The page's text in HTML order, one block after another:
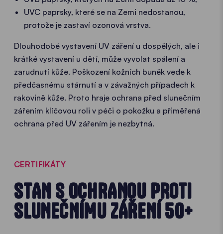
UVC paprsky, které se na Zemi nedostanou,
protože je zastaví ozonová vrstva.
Dlouhodobé vystavení UV záření u dospělých, ale i
krátké vystavení u dětí, může vyvolat spálení a
zarudnutí kůže. Poškození kožních buněk vede k
předčasnému stárnutí a v závažných případech k
rakovině kůže. Proto hraje ochrana před slunečním
zářením klíčovou roli v péči o pokožku a přiměřená
ochrana před UV zářením je nezbytná.
CERTIFIKÁTY
STAN S OCHRANOU PROTI
SLUNEČNÍMU ZÁŘENÍ 50+